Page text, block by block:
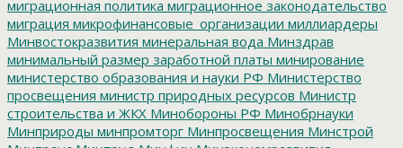
миграционная политика миграционное законодательство
миграция микрофинансовые_организации миллиардеры
Минвостокразвития минеральная вода Минздрав
минимальный размер заработной платы минирование
министерство образования и науки РФ Министерство
просвещения министр природных ресурсов Министр
строительства и ЖКХ Минобороны РФ Минобрнауки
Минприроды минпромторг Минпросвещения Минстрой